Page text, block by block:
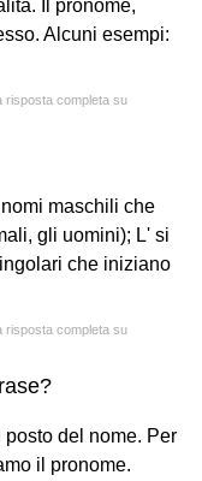
Il pronome,
Alcuni esempi:
risposta completa su
maschili che
gli uomini); L' si
che iniziano
risposta completa su
posto del nome. Per
il pronome.